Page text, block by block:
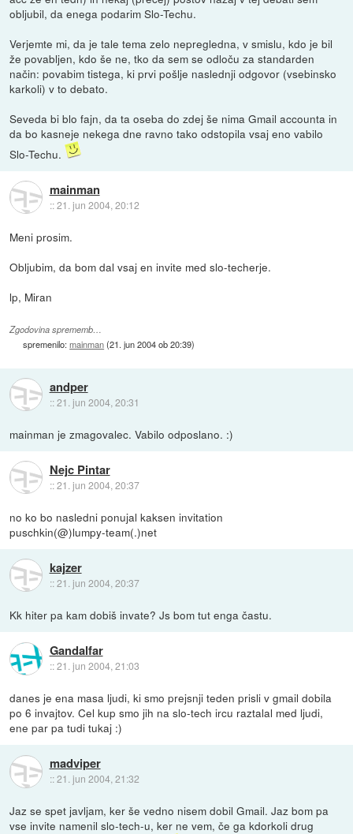
obljubil, da enega podarim Slo-Techu.
Verjemte mi, da je tale tema zelo nepregledna, v smislu, kdo je bil
že povabljen, kdo še ne, tko da sem se odloču za standarden
način: povabim tistega, ki prvi pošlje naslednji odgovor (vsebinsko
karkoli) v to debato.
Seveda bi blo fajn, da ta oseba do zdej še nima Gmail accounta in
da bo kasneje nekega dne ravno tako odstopila vsaj eno vabilo
Slo-Techu.
mainman
::21. jun 2004, 20:12
Meni prosim.
Obljubim, da bom dal vsaj en invite med slo-techerje.
lp, Miran
Zgodovina sprememb…
spremenilo:mainman(21. jun 2004 ob 20:39)
andper
::21. jun 2004, 20:31
mainman je zmagovalec. Vabilo odposlano. :)
Nejc Pintar
::21. jun 2004, 20:37
no ko bo nasledni ponujal kaksen invitation
puschkin(@)lumpy-team(.)net
kajzer
::21. jun 2004, 20:37
Kk hiter pa kam dobiš invate? Js bom tut enga častu.
Gandalfar
::21. jun 2004, 21:03
danes je ena masa ljudi, ki smo prejsnji teden prisli v gmail dobila
po 6 invajtov. Cel kup smo jih na slo-tech ircu raztalal med ljudi,
ene par pa tudi tukaj :)
madviper
::21. jun 2004, 21:32
Jaz se spet javljam, ker še vedno nisem dobil Gmail. Jaz bom pa
vse invite namenil slo-tech-u, ker ne vem, če ga kdorkoli drug